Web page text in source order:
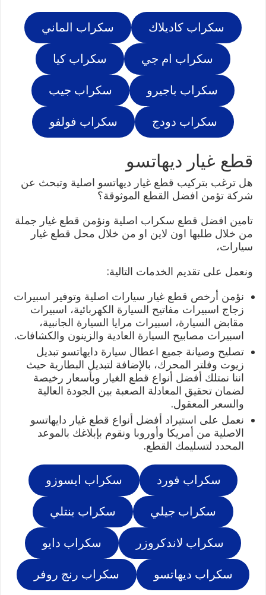
سكراب كاديلاك سكراب الماني
سكراب ام جي سكراب كيا
سكراب باجيرو سكراب جيب
سكراب دودج سكراب فولفو
قطع غيار ديهاتسو
هل ترغب بتركيب قطع غيار ديهاتسو اصلية وتبحث عن
شركة تؤمن افضل القطع الموثوقة؟
تامين افضل قطع سكراب اصلية ونؤمن قطع غيار جملة
من خلال طلبها اون لاين او من خلال محل قطع غيار
سيارات،
ونعمل على تقديم الخدمات التالية:
نؤمن أرخص قطع غيار سيارات اصلية وتوفير اسبيرات
زجاج اسبيرات مفاتيح السيارة الكهربائية، اسبيرات
مقابض السيارة، اسبيرات مرايا السيارة الجانبية،
اسبيرات مصابيح السيارة العادية والزينون والكشافات.
تصليح وصيانة جميع اعطال سيارة دايهاتسو تبديل
زيوت وفلتر المحرك، بالإضافة لتبديل البطارية حيث
اننا نمتلك أفضل أنواع قطع الغيار وبأسعار رخيصة
لضمان تحقيق المعادلة الصعبة بين الجودة العالية
والسعر المعقول.
نعمل على استيراد أفضل أنواع قطع غيار دايهاتسو
الاصلية من أمريكا وأوروبا ونقوم بإبلاغك بالموعد
المحدد لتسليمك القطع.
سكراب فورد سكراب ايسوزو
سكراب جيلي سكراب بنتلي
سكراب لاندكروزر سكراب دايو
سكراب ديهاتسو سكراب رنج روفر